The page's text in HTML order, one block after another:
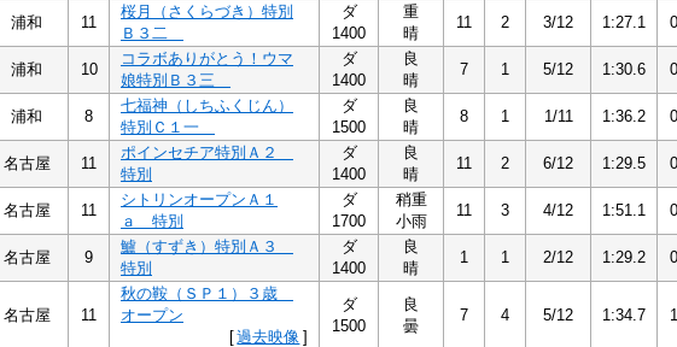
浦和 11
桜月（さくらづき）特別
Ｂ３二
ダ
1400
重
晴
11 2 3/12 1:27.1
浦和 10
コラボありがとう！ウマ
娘特別Ｂ３三
ダ
1400
良
晴
7 1 5/12 1:30.6
浦和 8
七福神（しちふくじん）
特別Ｃ１一
ダ
1500
良
晴
8 1 1/11 1:36.2
名古屋 11
ポインセチア特別Ａ２
特別
ダ
1400
良
晴
11 2 6/12 1:29.5
名古屋 11
シトリンオープンＡ１
ａ 特別
ダ
1700
稍重
小雨
11 3 4/12 1:51.1
名古屋 9
鱸（すずき）特別Ａ３
特別
ダ
1400
良
晴
1 1 2/12 1:29.2
名古屋 11
秋の鞍（ＳＰ１）３歳
オープン
[過去映像 ]
ダ
1500
良
曇
7 4 5/12 1:34.7